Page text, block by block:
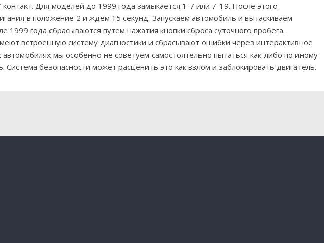
контакт. Для моделей до 1999 года замыкается 1-7 или 7-19. После этого
в положение 2 и ждем 15 секунд. Запускаем автомобиль и вытаскиваем
1999 года сбрасываются путем нажатия кнопки сброса суточного пробега.
встроенную систему диагностики и сбрасывают ошибки через интерактивное
мы особенно не советуем самостоятельно пытаться как-либо по иному
Система безопасности может расценить это как взлом и заблокировать двигатель.